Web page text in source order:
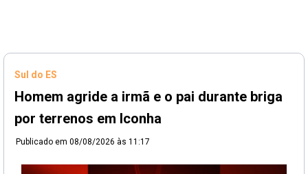
Sul do ES
Homem agride a irmã e o pai durante briga
por terrenos em Iconha
Publicado em 08/08/2026 às 11:17